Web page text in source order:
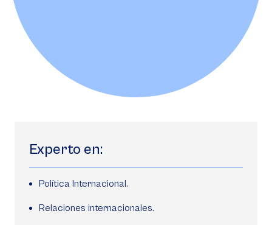
Experto en:
Política Internacional.
Relaciones internacionales.